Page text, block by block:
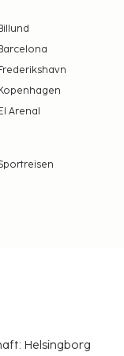
Billund
Barcelona
Frederikshavn
Kopenhagen
El Arenal
Helsingborg